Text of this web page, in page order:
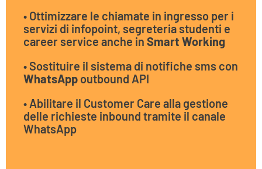
• Ottimizzare le chiamate in ingresso per i
servizi di infopoint, segreteria studenti e
career service anche in Smart Working
• Sostituire il sistema di notifiche sms con
WhatsApp outbound API
• Abilitare il Customer Care alla gestione
delle richieste inbound tramite il canale
WhatsApp